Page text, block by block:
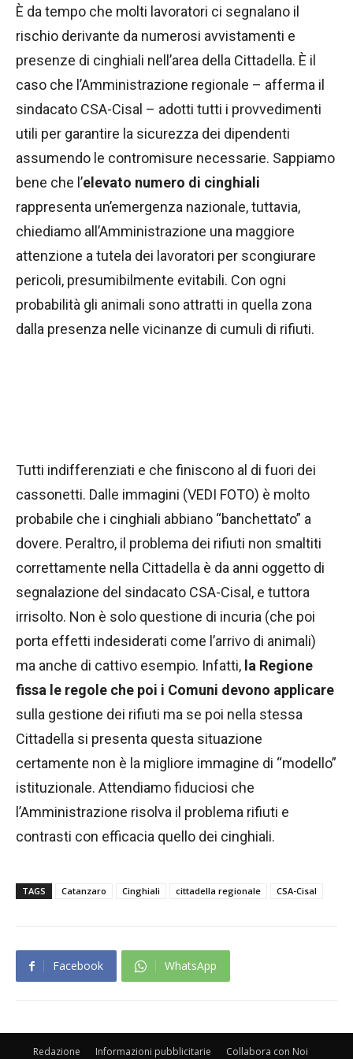
È da tempo che molti lavoratori ci segnalano il
rischio derivante da numerosi avvistamenti e
presenze di cinghiali nell’area della Cittadella. È il
caso che l’Amministrazione regionale – afferma il
sindacato CSA-Cisal – adotti tutti i provvedimenti
utili per garantire la sicurezza dei dipendenti
assumendo le contromisure necessarie. Sappiamo
bene che l’elevato numero di cinghiali
rappresenta un’emergenza nazionale, tuttavia,
chiediamo all’Amministrazione una maggiore
attenzione a tutela dei lavoratori per scongiurare
pericoli, presumibilmente evitabili. Con ogni
probabilità gli animali sono attratti in quella zona
dalla presenza nelle vicinanze di cumuli di rifiuti.
Tutti indifferenziati e che finiscono al di fuori dei
cassonetti. Dalle immagini (VEDI FOTO) è molto
probabile che i cinghiali abbiano “banchettato” a
dovere. Peraltro, il problema dei rifiuti non smaltiti
correttamente nella Cittadella è da anni oggetto di
segnalazione del sindacato CSA-Cisal, e tuttora
irrisolto. Non è solo questione di incuria (che poi
porta effetti indesiderati come l’arrivo di animali)
ma anche di cattivo esempio. Infatti, la Regione
fissa le regole che poi i Comuni devono applicare
sulla gestione dei rifiuti ma se poi nella stessa
Cittadella si presenta questa situazione
certamente non è la migliore immagine di “modello”
istituzionale. Attendiamo fiduciosi che
l’Amministrazione risolva il problema rifiuti e
contrasti con efficacia quello dei cinghiali.
TAGS Catanzaro Cinghiali cittadella regionale CSA-Cisal
Facebook WhatsApp
Redazione Informazioni pubblicitarie Collabora con Noi